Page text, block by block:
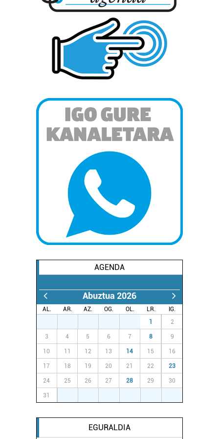
AGENDA
Abuztua 2026
AL. AR. AZ. OG. OL. LR.
IG.
1 2
3 4 5 6 7 8 9
10 11 12 13 14 15 16
17 18 19 20 21 22 23
24 25 26 27 28 29 30
31
EGURALDIA